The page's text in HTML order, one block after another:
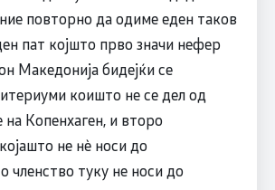
повторно да одиме еден таков
пат којшто прво значи нефер
Македонија бидејќи се
коишто не се дел од
Копенхаген, и второ
не нѐ носи до
членство туку не носи до